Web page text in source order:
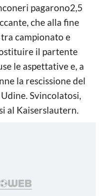
pagarono2,5
che alla fine
campionato e
il partente
le aspettative e, a
la rescissione del
Svincolatosi,
al Kaiserslautern.